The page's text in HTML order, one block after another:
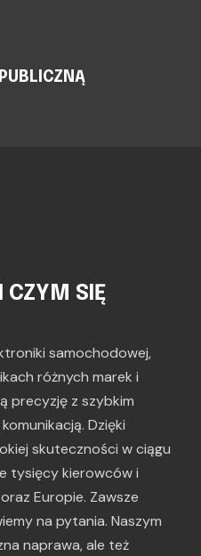
CZYM SIĘ
samochodowej,
różnych marek i
precyzję z szybkim
Dzięki
skuteczności w ciągu
tysięcy kierowców i
Europie. Zawsze
na pytania. Naszym
naprawa, ale też